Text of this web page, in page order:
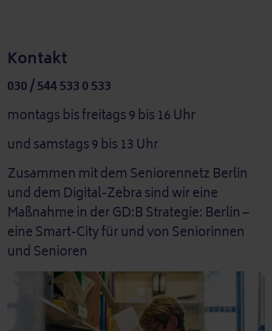
Kontakt
030 / 544 533 0 533
montags bis freitags 9 bis 16 Uhr
und samstags 9 bis 13 Uhr
Zusammen mit dem Seniorennetz Berlin
und dem Digital-Zebra sind wir eine
Maßnahme in der GD:B Strategie: Berlin –
eine Smart-City für und von Seniorinnen
und Senioren